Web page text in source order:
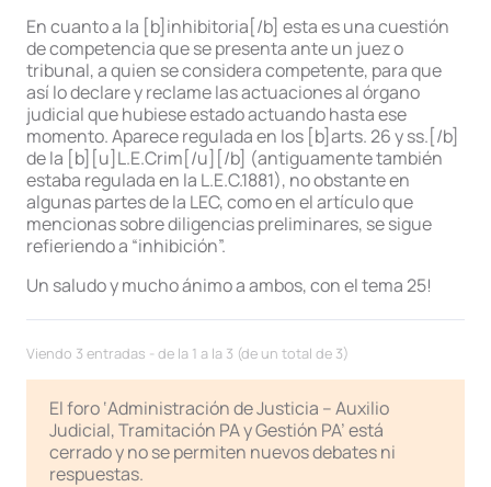
En cuanto a la [b]inhibitoria[/b] esta es una cuestión
de competencia que se presenta ante un juez o
tribunal, a quien se considera competente, para que
así lo declare y reclame las actuaciones al órgano
judicial que hubiese estado actuando hasta ese
momento. Aparece regulada en los [b]arts. 26 y ss.[/b]
de la [b][u]L.E.Crim[/u][/b] (antiguamente también
estaba regulada en la L.E.C.1881), no obstante en
algunas partes de la LEC, como en el artículo que
mencionas sobre diligencias preliminares, se sigue
refieriendo a “inhibición”.
Un saludo y mucho ánimo a ambos, con el tema 25!
Viendo 3 entradas - de la 1 a la 3 (de un total de 3)
El foro ‘Administración de Justicia – Auxilio
Judicial, Tramitación PA y Gestión PA’ está
cerrado y no se permiten nuevos debates ni
respuestas.